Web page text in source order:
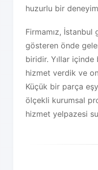
huzurlu bir
Firmamız, İstanbul
gösteren önde
biridir. Yıllar
hizmet verdik ve
Küçük bir parça
ölçekli kurumsal
hizmet yelpazesi